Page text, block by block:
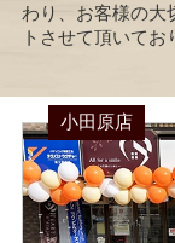
わり、お客様の大
トさせて頂いてお
小田原店